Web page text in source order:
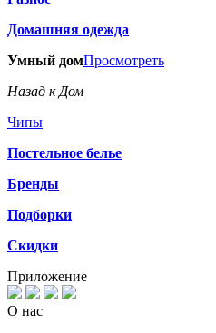
Домашняя одежда
Умный домПросмотреть
Назад к Дом
Чипы
Постельное белье
Бренды
Подборки
Скидки
Приложение
О нас